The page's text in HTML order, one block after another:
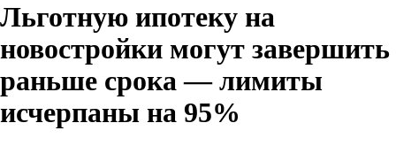
Льготную ипотеку на
новостройки могут завершить
раньше срока — лимиты
исчерпаны на 95%